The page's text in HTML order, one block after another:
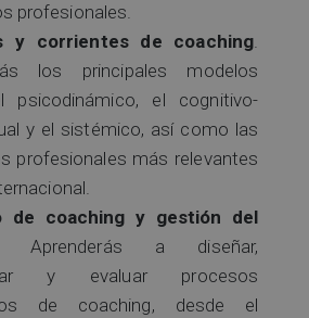
profesionales.
y corrientes de coaching.
los principales modelos
psicodinámico, el cognitivo-
y el sistémico, así como las
profesionales más relevantes
de coaching y gestión del
Aprenderás a diseñar,
y evaluar procesos
de coaching, desde el